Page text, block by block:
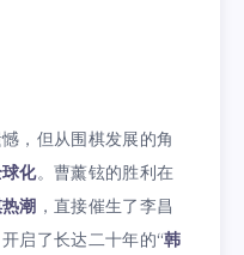
，但从围棋发展的角
化。曹薰铉的胜利在
潮 ，直接催生了李昌
启了长达二十年的“韩